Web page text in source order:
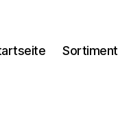
Sortiment